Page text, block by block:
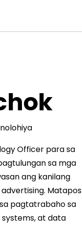
Officer para sa
sa mga
ang kanilang
Matapos
pagtatrabaho sa
at data